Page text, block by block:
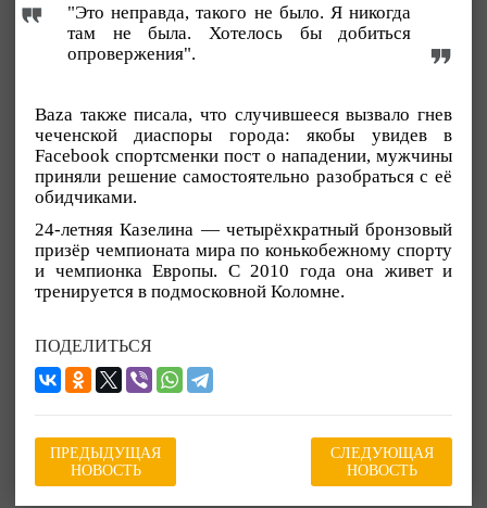
"Это неправда, такого не было. Я никогда
там не была. Хотелось бы добиться
опровержения".
Baza также писала, что случившееся вызвало гнев
чеченской диаспоры города: якобы увидев в
Facebook спортсменки пост о нападении, мужчины
приняли решение самостоятельно разобраться с её
обидчиками.
24-летняя Казелина — четырёхкратный бронзовый
призёр чемпионата мира по конькобежному спорту
и чемпионка Европы. С 2010 года она живет и
тренируется в подмосковной Коломне.
ПОДЕЛИТЬСЯ
ПРЕДЫДУЩАЯ
НОВОСТЬ
СЛЕДУЮЩАЯ
НОВОСТЬ